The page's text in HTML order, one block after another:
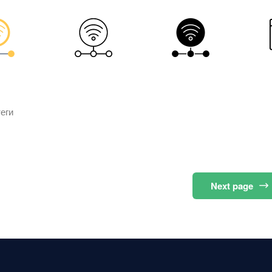
Nextpage